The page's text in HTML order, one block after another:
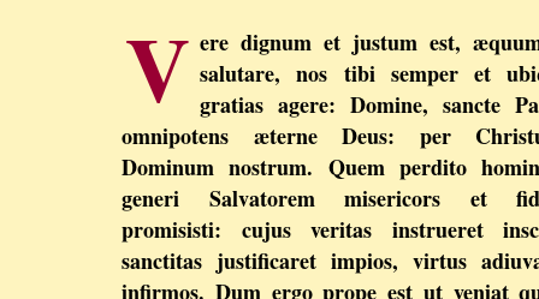
V ere dignum et justum est,
salutare, nos tibi semper et
gratias agere: Domine, sancte
omnipotens æterne Deus: per
Dominum nostrum. Quem perdito
generi Salvatorem misericors et
promisisti: cujus veritas instrueret
sanctitas justificaret impios, virtus
infirmos. Dum ergo prope est ut veniat